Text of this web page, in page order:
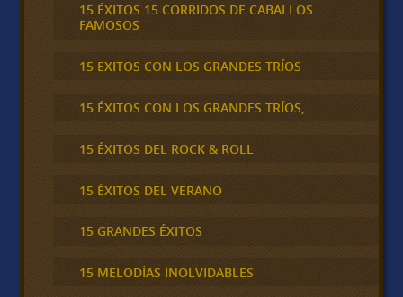
15 ÉXITOS 15 CORRIDOS DE CABALLOS
FAMOSOS
15 EXITOS CON LOS GRANDES TRÍOS
15 ÉXITOS CON LOS GRANDES TRÍOS,
15 ÉXITOS DEL ROCK & ROLL
15 ÉXITOS DEL VERANO
15 GRANDES ÉXITOS
15 MELODÍAS INOLVIDABLES